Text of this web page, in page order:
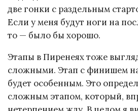
две гонки с раздельным
Если у меня будут ноги на
то — было бы хорошо.
Этапы в Пиренеях тоже
сложными. Этап с финишем
будет особенным. Это
сложным этапом, который,